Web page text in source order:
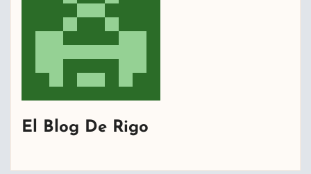
El Blog De Rigo